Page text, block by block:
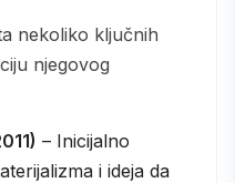
njegovog
– Inicijalno
i ideja da